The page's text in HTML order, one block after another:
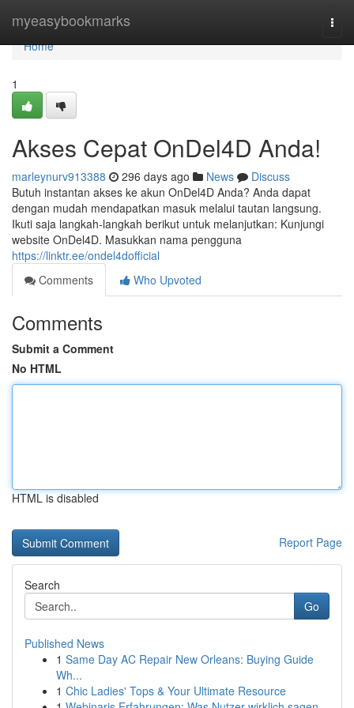
myeasybookmarks
Home
Home
1
Akses Cepat OnDel4D Anda!
marleynurv913388 296 days ago News
Discuss
Butuh instantan akses ke akun OnDel4D Anda? Anda dapat
dengan mudah mendapatkan masuk melalui tautan langsung.
Ikuti saja langkah-langkah berikut untuk melanjutkan: Kunjungi
website OnDel4D. Masukkan nama pengguna
https://linktr.ee/ondel4dofficial
Comments
Who Upvoted
Comments
Submit a Comment
No HTML
HTML is disabled
Report Page
Search
Go
Published News
1 Same Day AC Repair New Orleans: Buying Guide
Wh...
1 Chic Ladies' Tops & Your Ultimate Resource